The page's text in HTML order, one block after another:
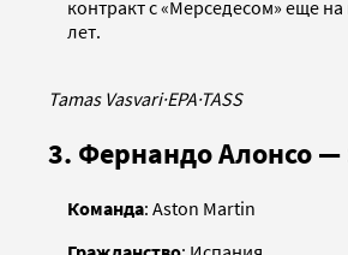
контракт с «Мерседесом» еще
лет.
Tamas Vasvari·EPA·TASS
3. Фернандо Алонсо —
Команда: Aston Martin